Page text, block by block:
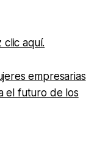
clic aquí.
empresarias
el futuro de los